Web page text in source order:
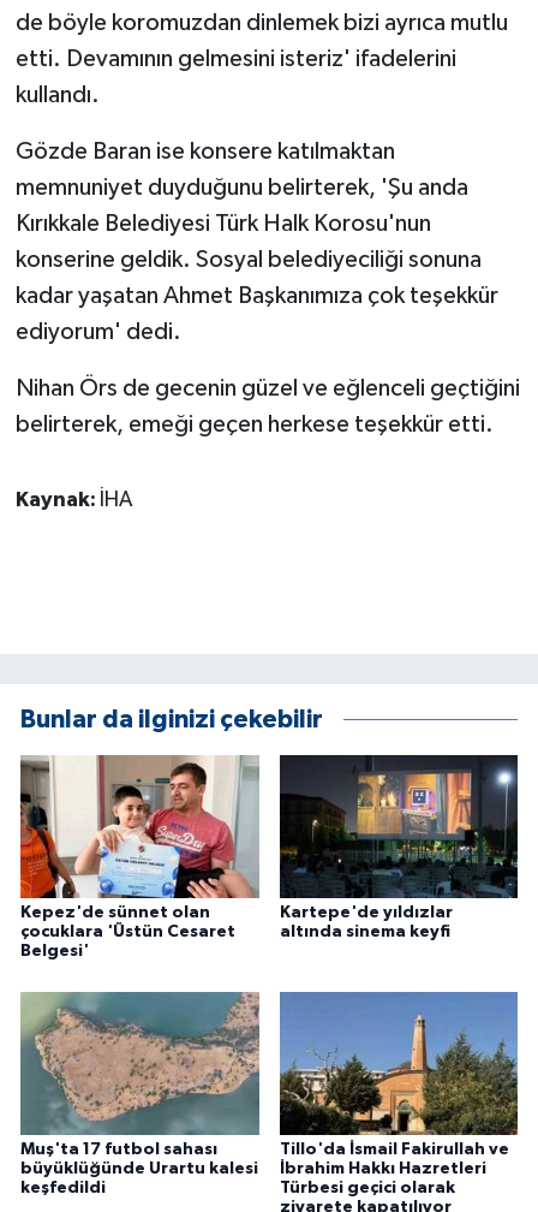
de böyle koromuzdan dinlemek bizi ayrıca mutlu
etti. Devamının gelmesini isteriz' ifadelerini
kullandı.
Gözde Baran ise konsere katılmaktan
memnuniyet duyduğunu belirterek, 'Şu anda
Kırıkkale Belediyesi Türk Halk Korosu'nun
konserine geldik. Sosyal belediyeciliği sonuna
kadar yaşatan Ahmet Başkanımıza çok teşekkür
ediyorum' dedi.
Nihan Örs de gecenin güzel ve eğlenceli geçtiğini
belirterek, emeği geçen herkese teşekkür etti.
Kaynak: İHA
Bunlar da ilginizi çekebilir
Kepez'de sünnet olan
çocuklara 'Üstün Cesaret
Belgesi'
Kartepe'de yıldızlar
altında sinema keyfi
Muş'ta 17 futbol sahası
büyüklüğünde Urartu kalesi
keşfedildi
Tillo'da İsmail Fakirullah ve
İbrahim Hakkı Hazretleri
Türbesi geçici olarak
ziyarete kapatılıyor